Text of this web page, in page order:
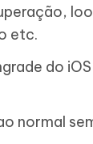
etc.
do iOS
normal